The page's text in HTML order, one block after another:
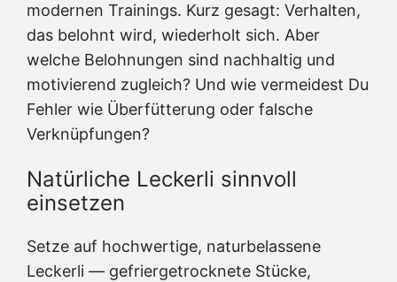
modernen Trainings. Kurz gesagt: Verhalten,
das belohnt wird, wiederholt sich. Aber
welche Belohnungen sind nachhaltig und
motivierend zugleich? Und wie vermeidest Du
Fehler wie Überfütterung oder falsche
Verknüpfungen?
Natürliche Leckerli sinnvoll
einsetzen
Setze auf hochwertige, naturbelassene
Leckerli — gefriergetrocknete Stücke,